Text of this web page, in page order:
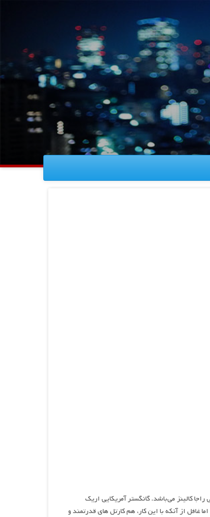
اکشن و جنایی محصول سال ۲۰۲۱ به کارگردانی راجا کالینز می‌باشد. گانگستر آمریکایی اریک
غافل از آنکه با این کار، هم کارتل های قدرتمند و